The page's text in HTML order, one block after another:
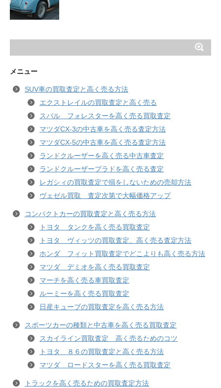
メニュー
SUV車の買取査定と高く売る方法
エクストレイルの買取査定と高く売る
スバル フォレスターを高く売る買取査定
マツダCX-3の中古車を高く売る査定方法
マツダCX-5の中古車を高く売る査定方法
ランドクルーザーを高く売る中古車査定
ランドクルーザープラドを高く売る査定
レガシィの買取査定で損をしないための売却方法
ヴェゼル買取 査定次第で大幅価格アップ
コンパクトカーの買取査定と高く売る方法
トヨタ タンクを高く売る買取査定
トヨタ ヴィッツの買取査定、高く売る査定方法
ホンダ フィット買取査定でどこよりも高く売る方法
マツダ デミオを高く売る買取査定
マーチを高く売る車買取査定
ルーミーを高く売る買取査定
日産キューブの買取査定を高く売る方法
スポーツカーの種類と中古車を高く売る買取査定
スカイライン買取査定 高く売るためのコツ
トヨタ ８６の買取査定と高く売る方法
マツダ ロードスターを高く売る買取査定
トラックを高く売るための買取査定方法